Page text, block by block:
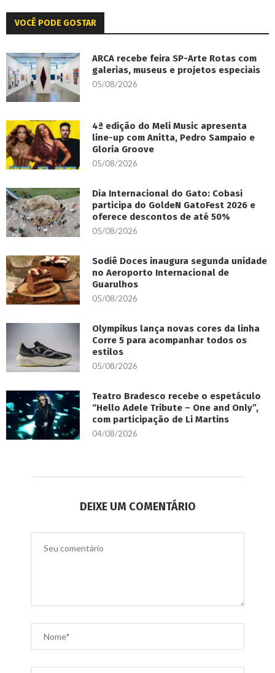
VOCÊ PODE GOSTAR
ARCA recebe feira SP-Arte Rotas com
galerias, museus e projetos especiais
05/08/2026
4ª edição do Meli Music apresenta
line-up com Anitta, Pedro Sampaio e
Gloria Groove
05/08/2026
Dia Internacional do Gato: Cobasi
participa do GoldeN GatoFest 2026 e
oferece descontos de até 50%
05/08/2026
Sodiê Doces inaugura segunda unidade
no Aeroporto Internacional de
Guarulhos
05/08/2026
Olympikus lança novas cores da linha
Corre 5 para acompanhar todos os
estilos
05/08/2026
Teatro Bradesco recebe o espetáculo
“Hello Adele Tribute – One and Only”,
com participação de Li Martins
04/08/2026
DEIXE UM COMENTÁRIO